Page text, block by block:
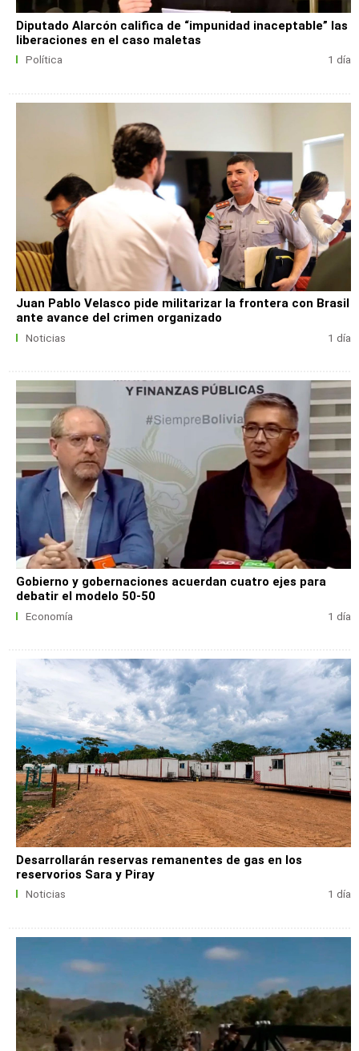
Diputado Alarcón califica de “impunidad inaceptable” las
liberaciones en el caso maletas
Política 1 día
Juan Pablo Velasco pide militarizar la frontera con Brasil
ante avance del crimen organizado
Noticias 1 día
Gobierno y gobernaciones acuerdan cuatro ejes para
debatir el modelo 50-50
Economía 1 día
Desarrollarán reservas remanentes de gas en los
reservorios Sara y Piray
Noticias 1 día